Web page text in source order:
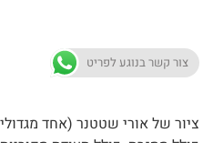
צור קשר בנוגע לפריט
ציור של אורי שטטנר (אחד